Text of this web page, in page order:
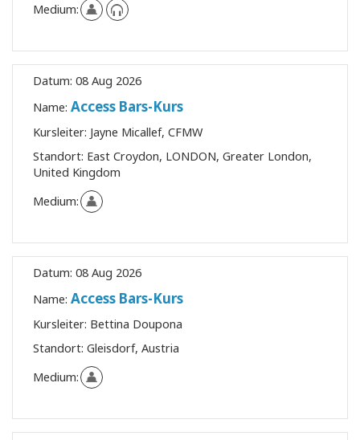
Medium:
Datum: 08 Aug 2026
Name: Access Bars-Kurs
Kursleiter: Jayne Micallef, CFMW
Standort: East Croydon, LONDON, Greater London,
United Kingdom
Medium:
Datum: 08 Aug 2026
Name: Access Bars-Kurs
Kursleiter: Bettina Doupona
Standort: Gleisdorf, Austria
Medium: